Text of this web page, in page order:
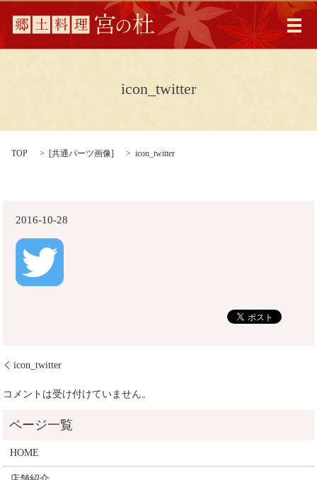
メ
icon_twitter
TOP [共通パーツ画像] icon_twitter
2016-10-28
icon_twitter
コメントは受け付けていません。
HOME